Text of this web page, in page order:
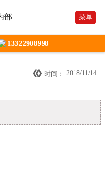
部 菜单
13322908998
 时间： 2018/11/14